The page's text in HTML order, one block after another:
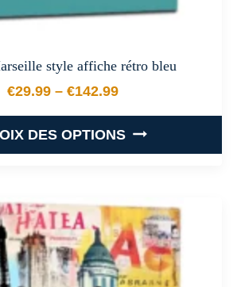
style affiche rétro bleu
€29.99 – €142.99
Plage de prix : €29.99 à
DES OPTIONS
a
plusieurs
variations.
Les